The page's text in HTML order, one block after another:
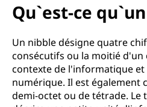
En savoir
Qu`est-ce
Un nibble désigne quatre
consécutifs ou la moitié d'un
contexte de l'informatique
numérique. Il est également
demi-octet ou de tétrade. Le